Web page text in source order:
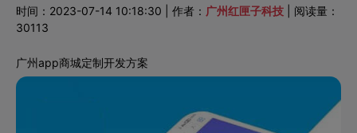
时间：2023-07-14 10:18:30 | 作者： 广州红匣子科技 | 阅读量：
30113
广州app商城定制开发方案